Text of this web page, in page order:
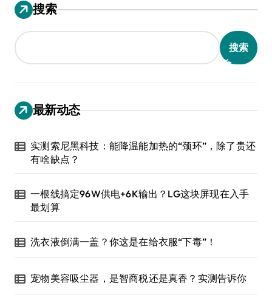
搜索
搜索
最新动态
实测索尼黑科技：能降温能加热的“颈环”，除了贵还
有啥缺点？
一根线搞定96W供电+6K输出？LG这块屏现在入手
最划算
洗衣液倒满一盖？你这是在给衣服“下毒”！
宠物美容吸尘器，是智商税还是真香？实测告诉你